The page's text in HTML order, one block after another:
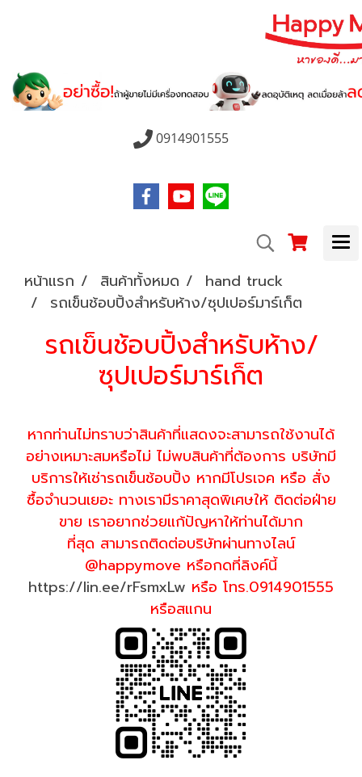
0914901555
หน้าแรก สินค้าทั้งหมด
hand truck
รถเข็นช้อบปิ้งสำหรับห้าง/ซุปเปอร์มาร์เก็ต
รถเข็นช้อบปิ้งสำหรับห้าง/
ซุปเปอร์มาร์เก็ต
หากท่านไม่ทราบว่าสินค้าที่แสดงจะสามารถใช้งานได้
อย่างเหมาะสมหรือไม่ ไม่พบสินค้าที่ต้องการ บริษัทมี
บริการให้เช่ารถเข็นช้อบปิ้ง หากมีโปรเจค หรือ สั่ง
ซื้อจำนวนเยอะ ทางเรามีราคาสุดพิเศษให้ ติดต่อฝ่าย
ขาย เราอยากช่วยแก้ปัญหาให้ท่านได้มาก
ที่สุด สามารถติดต่อบริษัทผ่านทางไลน์
@happymove หรือกดที่ลิงค์นี้
https://lin.ee/rFsmxLw หรือ โทร.0914901555
หรือสแกน